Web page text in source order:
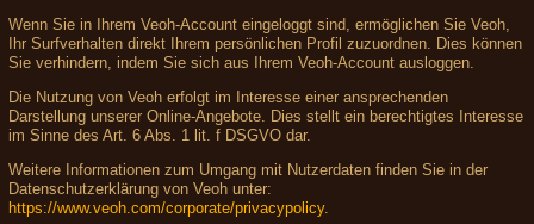
Wenn Sie in Ihrem Veoh-Account eingeloggt sind, ermöglichen Sie Veoh,
Ihr Surfverhalten direkt Ihrem persönlichen Profil zuzuordnen. Dies können
Sie verhindern, indem Sie sich aus Ihrem Veoh-Account ausloggen.
Die Nutzung von Veoh erfolgt im Interesse einer ansprechenden
Darstellung unserer Online-Angebote. Dies stellt ein berechtigtes Interesse
im Sinne des Art. 6 Abs. 1 lit. f DSGVO dar.
Weitere Informationen zum Umgang mit Nutzerdaten finden Sie in der
Datenschutzerklärung von Veoh unter:
https://www.veoh.com/corporate/privacypolicy.